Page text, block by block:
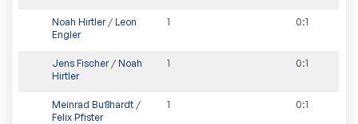
Noah Hirtler/ Leon
Engler
1 0:1
Jens Fischer/ Noah
Hirtler
1 0:1
Meinrad Bußhardt /
Felix Pfister
1 0:1